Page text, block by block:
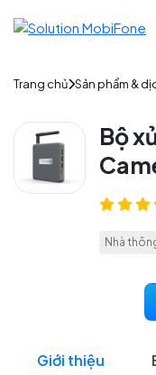
Trang chủ Sản phẩm &
Bộ
Nhà
Giới thiệu